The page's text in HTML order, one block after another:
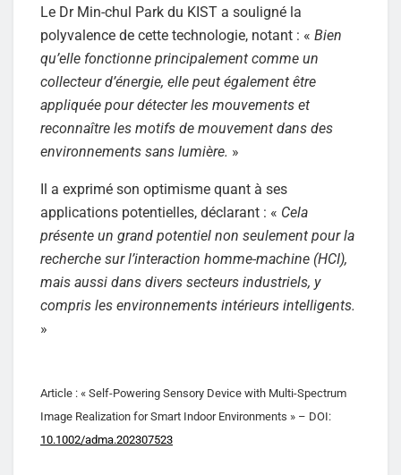
Le Dr Min-chul Park du KIST a souligné la
polyvalence de cette technologie, notant : « Bien
qu’elle fonctionne principalement comme un
collecteur d’énergie, elle peut également être
appliquée pour détecter les mouvements et
reconnaître les motifs de mouvement dans des
environnements sans lumière. »
Il a exprimé son optimisme quant à ses
applications potentielles, déclarant : « Cela
présente un grand potentiel non seulement pour la
recherche sur l’interaction homme-machine (HCI),
mais aussi dans divers secteurs industriels, y
compris les environnements intérieurs intelligents.
»
Article : « Self-Powering Sensory Device with Multi-Spectrum
Image Realization for Smart Indoor Environments » – DOI:
10.1002/adma.202307523